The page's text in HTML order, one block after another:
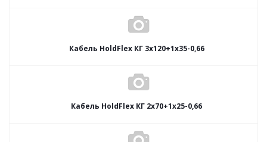
Кабель HoldFlex КГ 3x120+1x35-0,66
Кабель HoldFlex КГ 2x70+1x25-0,66